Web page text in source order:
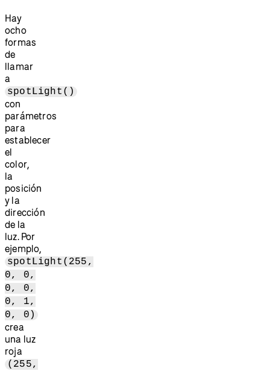
Hay
ocho
formas
de
llamar
a
spotLight()
con
parámetros
para
establecer
el
color,
la
posición
y la
dirección
de la
luz. Por
ejemplo,
spotLight(255,
0, 0,
0, 0,
0, 1,
0, 0)
crea
una luz
roja
(255,